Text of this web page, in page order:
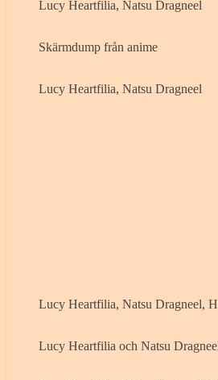
Lucy Heartfilia, Natsu Dragneel
Skärmdump från anime
Lucy Heartfilia, Natsu Dragneel
Lucy Heartfilia, Natsu Dragneel,
Lucy Heartfilia och Natsu